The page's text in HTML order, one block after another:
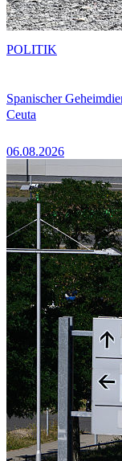
Spanischer
Ceuta
06.08.2026
POLITIK